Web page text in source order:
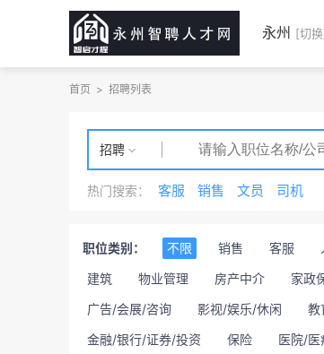
永州 [切
首页 > 招聘列表
招聘
热门搜索： 客服 销售 文员 司机
职位类别： 不限 销售 客服
建筑
物业管理 房产中介 家政
广告/会展/咨询
影视/娱乐/休闲 教
金融/银行/证券/投资
保险 医院/医